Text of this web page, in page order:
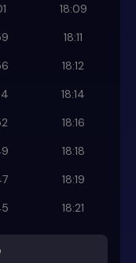
18:09
18:11
18:12
18:14
18:16
18:18
18:19
18:21